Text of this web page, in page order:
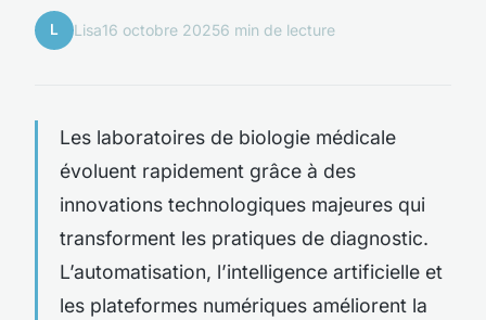
L Lisa16 octobre 20256 min de lecture
Les laboratoires de biologie médicale
évoluent rapidement grâce à des
innovations technologiques majeures qui
transforment les pratiques de diagnostic.
L’automatisation, l’intelligence artificielle et
les plateformes numériques améliorent la